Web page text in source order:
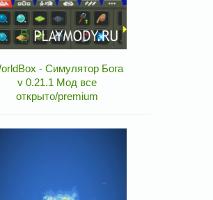
- Симулятор Бога
v 0.21.1 Мод все
открыто/premium